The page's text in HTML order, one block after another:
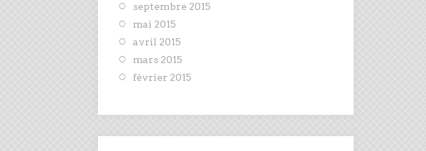
septembre 2015
mai 2015
avril 2015
mars 2015
février 2015